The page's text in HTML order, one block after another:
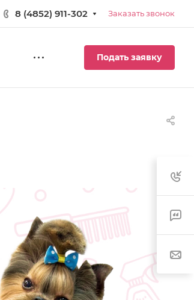
8 (4852) 911-302 Заказать звонок
Подать заявку